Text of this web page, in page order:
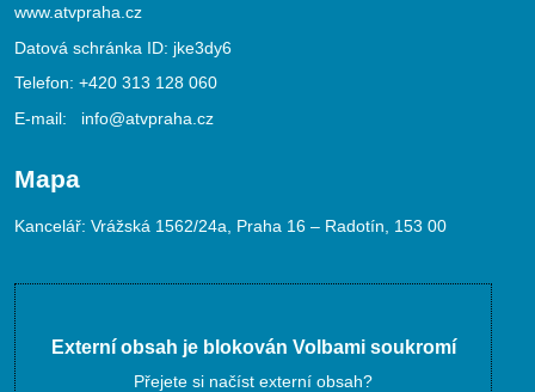
www.atvpraha.cz
Datová schránka ID: jke3dy6
Telefon: +420 313 128 060
E-mail: info@atvpraha.cz
Mapa
Kancelář: Vrážská 1562/24a, Praha 16 – Radotín, 153 00
Externí obsah je blokován Volbami soukromí
Přejete si načíst externí obsah?